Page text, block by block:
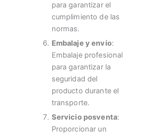
para garantizar el
cumplimiento de las
normas.
Embalaje y envío:
Embalaje profesional
para garantizar la
seguridad del
producto durante el
transporte.
Servicio posventa:
Proporcionar un